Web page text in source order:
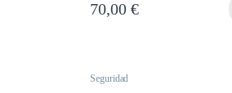
70,00 €
Seguridad